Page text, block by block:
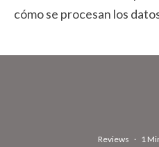
cómo se procesan los
Reviews · 1